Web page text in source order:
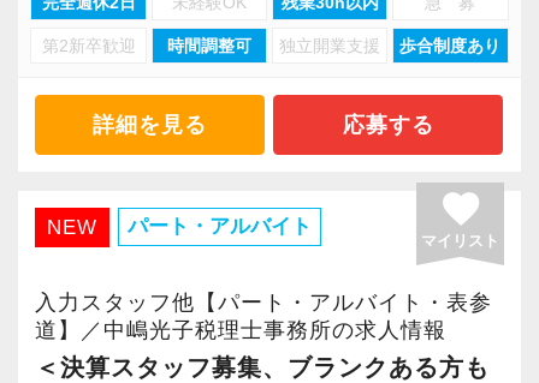
道中にはコンビニ、カフェ、飲食店も多数あ
り、ランチや出勤前後の買い物も便利な立地で
＜社員育成＞
業務時間中に閲覧できる研修動画を多数用意！
同じ業務を行うスタッフも近くにおり、わから
ないことがあっても聞きやすい環境を整備して
います！
りを重視しています。
RPAを導入し、記帳などの単純作業を徹底的に
効率化。
巡回監査や申告業務の経験を活かし、分析や提
案などの付加価値業務に集中できる環境です。
既存の概念にとらわれず、柔軟な働き方や業務
効率化を積極的に取り入れ、時代に合った職場
環境や待遇を整えています。
第2新卒歓迎 時間調整可 独立開業支援 歩合制度あり
詳細を見る 応募する
NEW パート・アルバイト favorite
マイリスト
入力スタッフ他【パート・アルバイト・表参
道】／中嶋光子税理士事務所の求人情報
＜決算スタッフ募集、ブランクある方も